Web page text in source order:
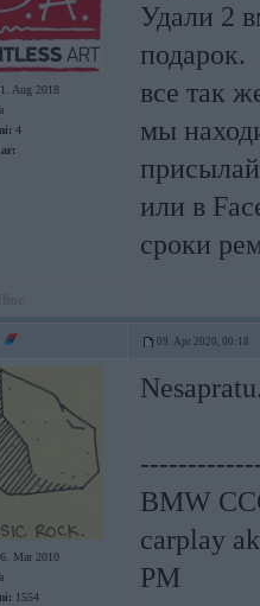
Aug 2018
4
Удали 2
подарок.
все так
мы
или в
сроки
09. Apr 2020, 00:18
Mar 2010
1554
BMW
carplay
PM